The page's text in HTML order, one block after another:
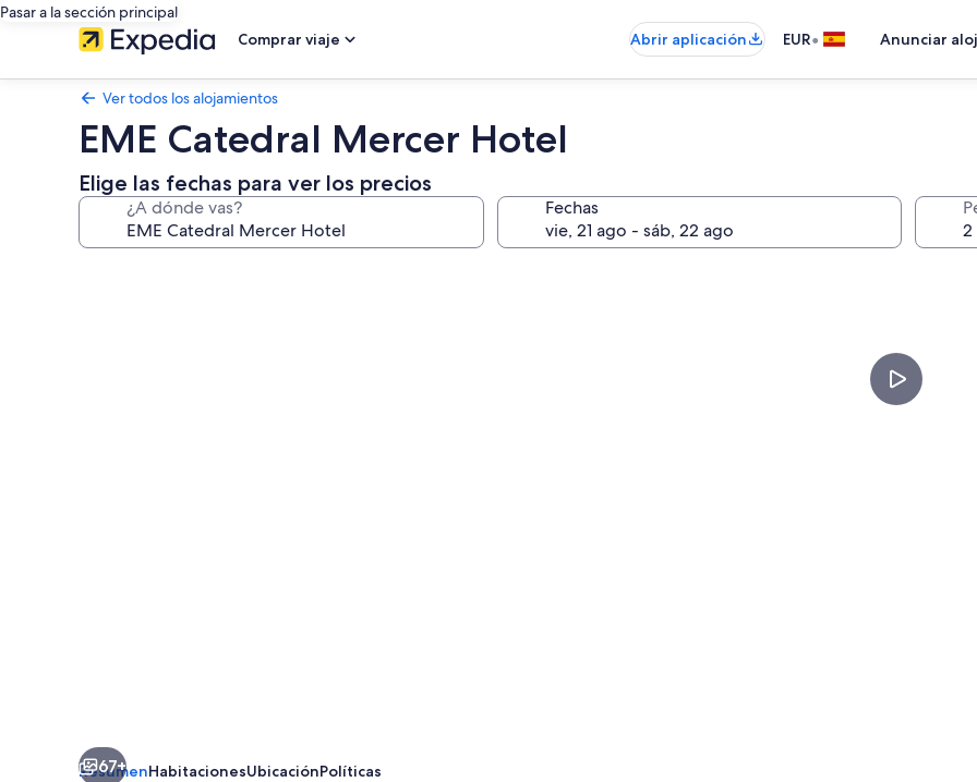
Pasar a la sección principal
Comprar viaje
Abrir aplicación EUR• Anunciar
Ver todos los alojamientos
EME Catedral Mercer Hotel
Elige las fechas para ver los precios
¿A dónde vas? Fechas
67+
ResumenHabitacionesUbicaciónPolíticas